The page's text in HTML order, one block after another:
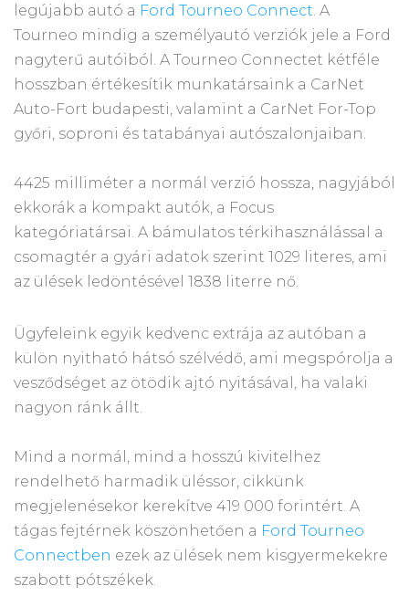
legújabb autó a Ford Tourneo Connect . A
Tourneo mindig a személyautó verziók jele a Ford
nagyterű autóiból. A Tourneo Connectet kétféle
hosszban értékesítik munkatársaink a CarNet
Auto-Fort budapesti, valamint a CarNet For-Top
győri, soproni és tatabányai autószalonjaiban.
4425 milliméter a normál verzió hossza, nagyjából
ekkorák a kompakt autók, a Focus
kategóriatársai. A bámulatos térkihasználással a
csomagtér a gyári adatok szerint 1029 literes, ami
az ülések ledöntésével 1838 literre nő.
Ügyfeleink egyik kedvenc extrája az autóban a
külön nyitható hátsó szélvédő, ami megspórolja a
vesződséget az ötödik ajtó nyitásával, ha valaki
nagyon ránk állt.
Mind a normál, mind a hosszú kivitelhez
rendelhető harmadik üléssor, cikkünk
megjelenésekor kerekítve 419 000 forintért. A
tágas fejtérnek köszönhetően a Ford Tourneo
Connectben ezek az ülések nem kisgyermekekre
szabott pótszékek.